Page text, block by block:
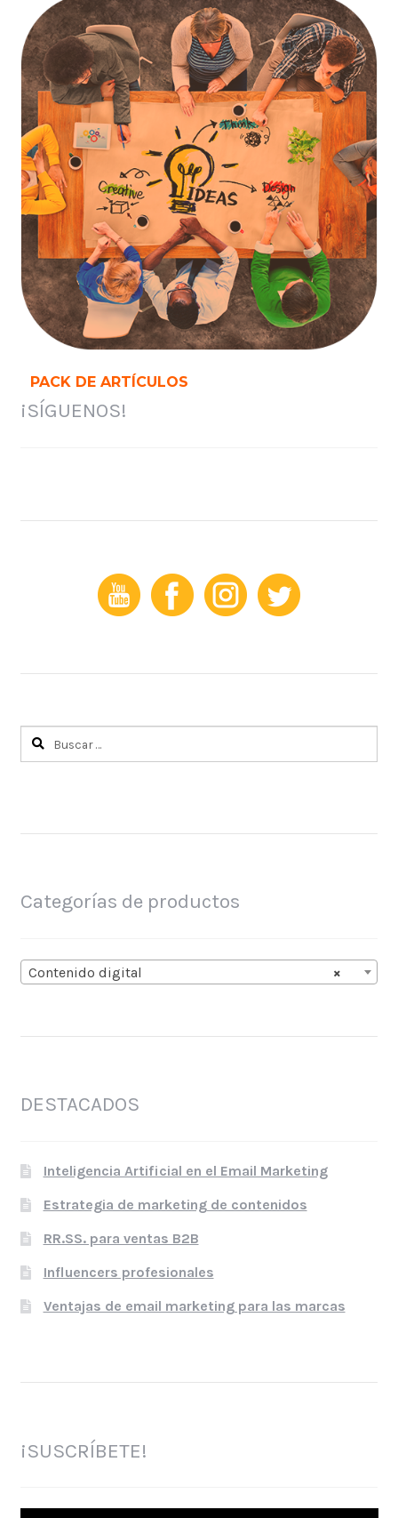
PACK DE ARTÍCULOS
¡SÍGUENOS!
Buscar:
Categorías de productos
×
Contenido digital
DESTACADOS
Inteligencia Artificial en el Email Marketing
Estrategia de marketing de contenidos
RR.SS. para ventas B2B
Influencers profesionales
Ventajas de email marketing para las marcas
¡SUSCRÍBETE!